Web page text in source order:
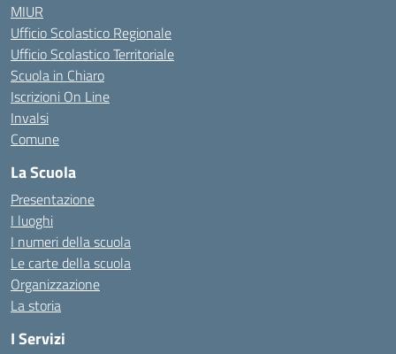
MIUR
Ufficio Scolastico Regionale
Ufficio Scolastico Territoriale
Scuola in Chiaro
Iscrizioni On Line
Invalsi
Comune
La Scuola
Presentazione
I luoghi
I numeri della scuola
Le carte della scuola
Organizzazione
La storia
I Servizi